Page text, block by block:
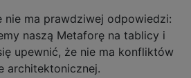
nie ma prawdziwej odpowiedzi:
naszą Metaforę na tablicy i
upewnić, że nie ma konfliktów
architektonicznej.